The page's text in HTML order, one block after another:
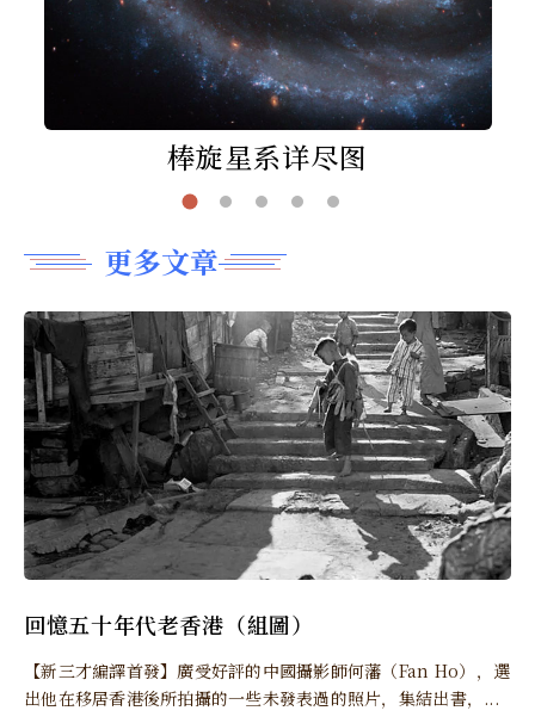
棒旋星系详尽图
更多文章
回憶五十年代老香港（組圖）
【新三才編譯首發】廣受好評的中國攝影師何藩（Fan Ho），選
出他在移居香港後所拍攝的一些未發表過的照片，集結出書，...